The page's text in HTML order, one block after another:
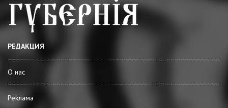
РЕДАКЦИЯ
О нас
Реклама